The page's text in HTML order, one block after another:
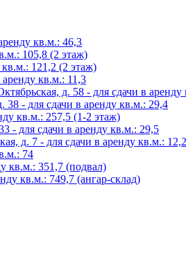
кв.м.: 46,3
105,8 (2 этаж)
кв.м.: 121,2 (2 этаж)
кв.м.: 11,3
д. 58 - для сдачи в аренду
- для сдачи в аренду кв.м.: 29,4
кв.м.: 257,5 (1-2 этаж)
- для сдачи в аренду кв.м.: 29,5
д. 7 - для сдачи в аренду кв.м.: 12,2
74
кв.м.: 351,7 (подвал)
кв.м.: 749,7 (ангар-склад)